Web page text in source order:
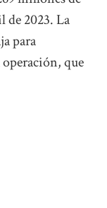
de 2023. La
para
que